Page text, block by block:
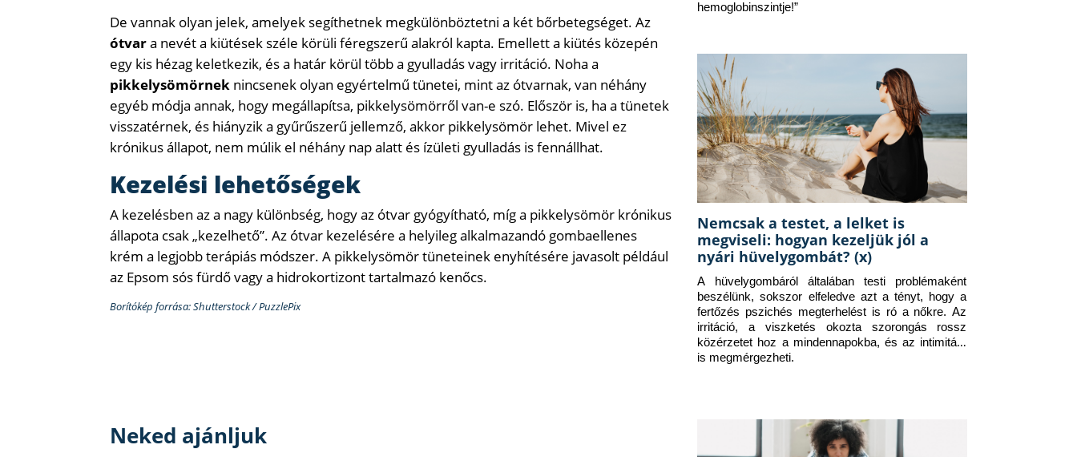
De vannak olyan jelek, amelyek segíthetnek megkülönböztetni a két bőrbetegséget. Az
ótvara nevét a kiütések széle körüli féregszerű alakról kapta. Emellett a kiütés közepén
egy kis hézag keletkezik, és a határ körül több a gyulladás vagy irritáció. Noha a
pikkelysömörnek nincsenek olyan egyértelmű tünetei, mint az ótvarnak, van néhány
egyéb módja annak, hogy megállapítsa, pikkelysömörről van-e szó. Először is, ha a tünetek
visszatérnek, és hiányzik a gyűrűszerű jellemző, akkor pikkelysömör lehet. Mivel ez
krónikus állapot, nem múlik el néhány nap alatt és ízületi gyulladás is fennállhat.
Kezelési lehetőségek
A kezelésben az a nagy különbség, hogy az ótvar gyógyítható, míg a pikkelysömör krónikus
állapota csak „kezelhető”. Az ótvar kezelésére a helyileg alkalmazandó gombaellenes
krém a legjobb terápiás módszer. A pikkelysömör tüneteinek enyhítésére javasolt például
az Epsom sós fürdő vagy a hidrokortizont tartalmazó kenőcs.
Borítókép forrása: Shutterstock / PuzzlePix
Neked ajánljuk
hemoglobinszintje!”
Nemcsak a testet, a lelket is
megviseli: hogyan kezeljük jól a
nyári hüvelygombát? (x)
A hüvelygombáról általában testi problémaként
beszélünk, sokszor elfeledve azt a tényt, hogy a
fertőzés pszichés megterhelést is ró a nőkre. Az
irritáció, a viszketés okozta szorongás rossz
közérzetet hoz a mindennapokba, és az intimitást
is megmérgezheti.